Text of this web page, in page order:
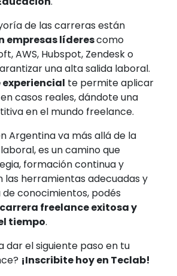
de las carreras están
empresas líderescomo
AWS, Hubspot, Zendesk o
una alta salida laboral.
te permite aplicar
casos reales, dándote una
en el mundo freelance.
Argentina va más allá de la
es un camino que
formación continua y
las herramientas adecuadas y
de conocimientos, podés
freelance exitosa y
tiempo.
dar el siguiente paso en tu
¡Inscribite hoy en Teclab!